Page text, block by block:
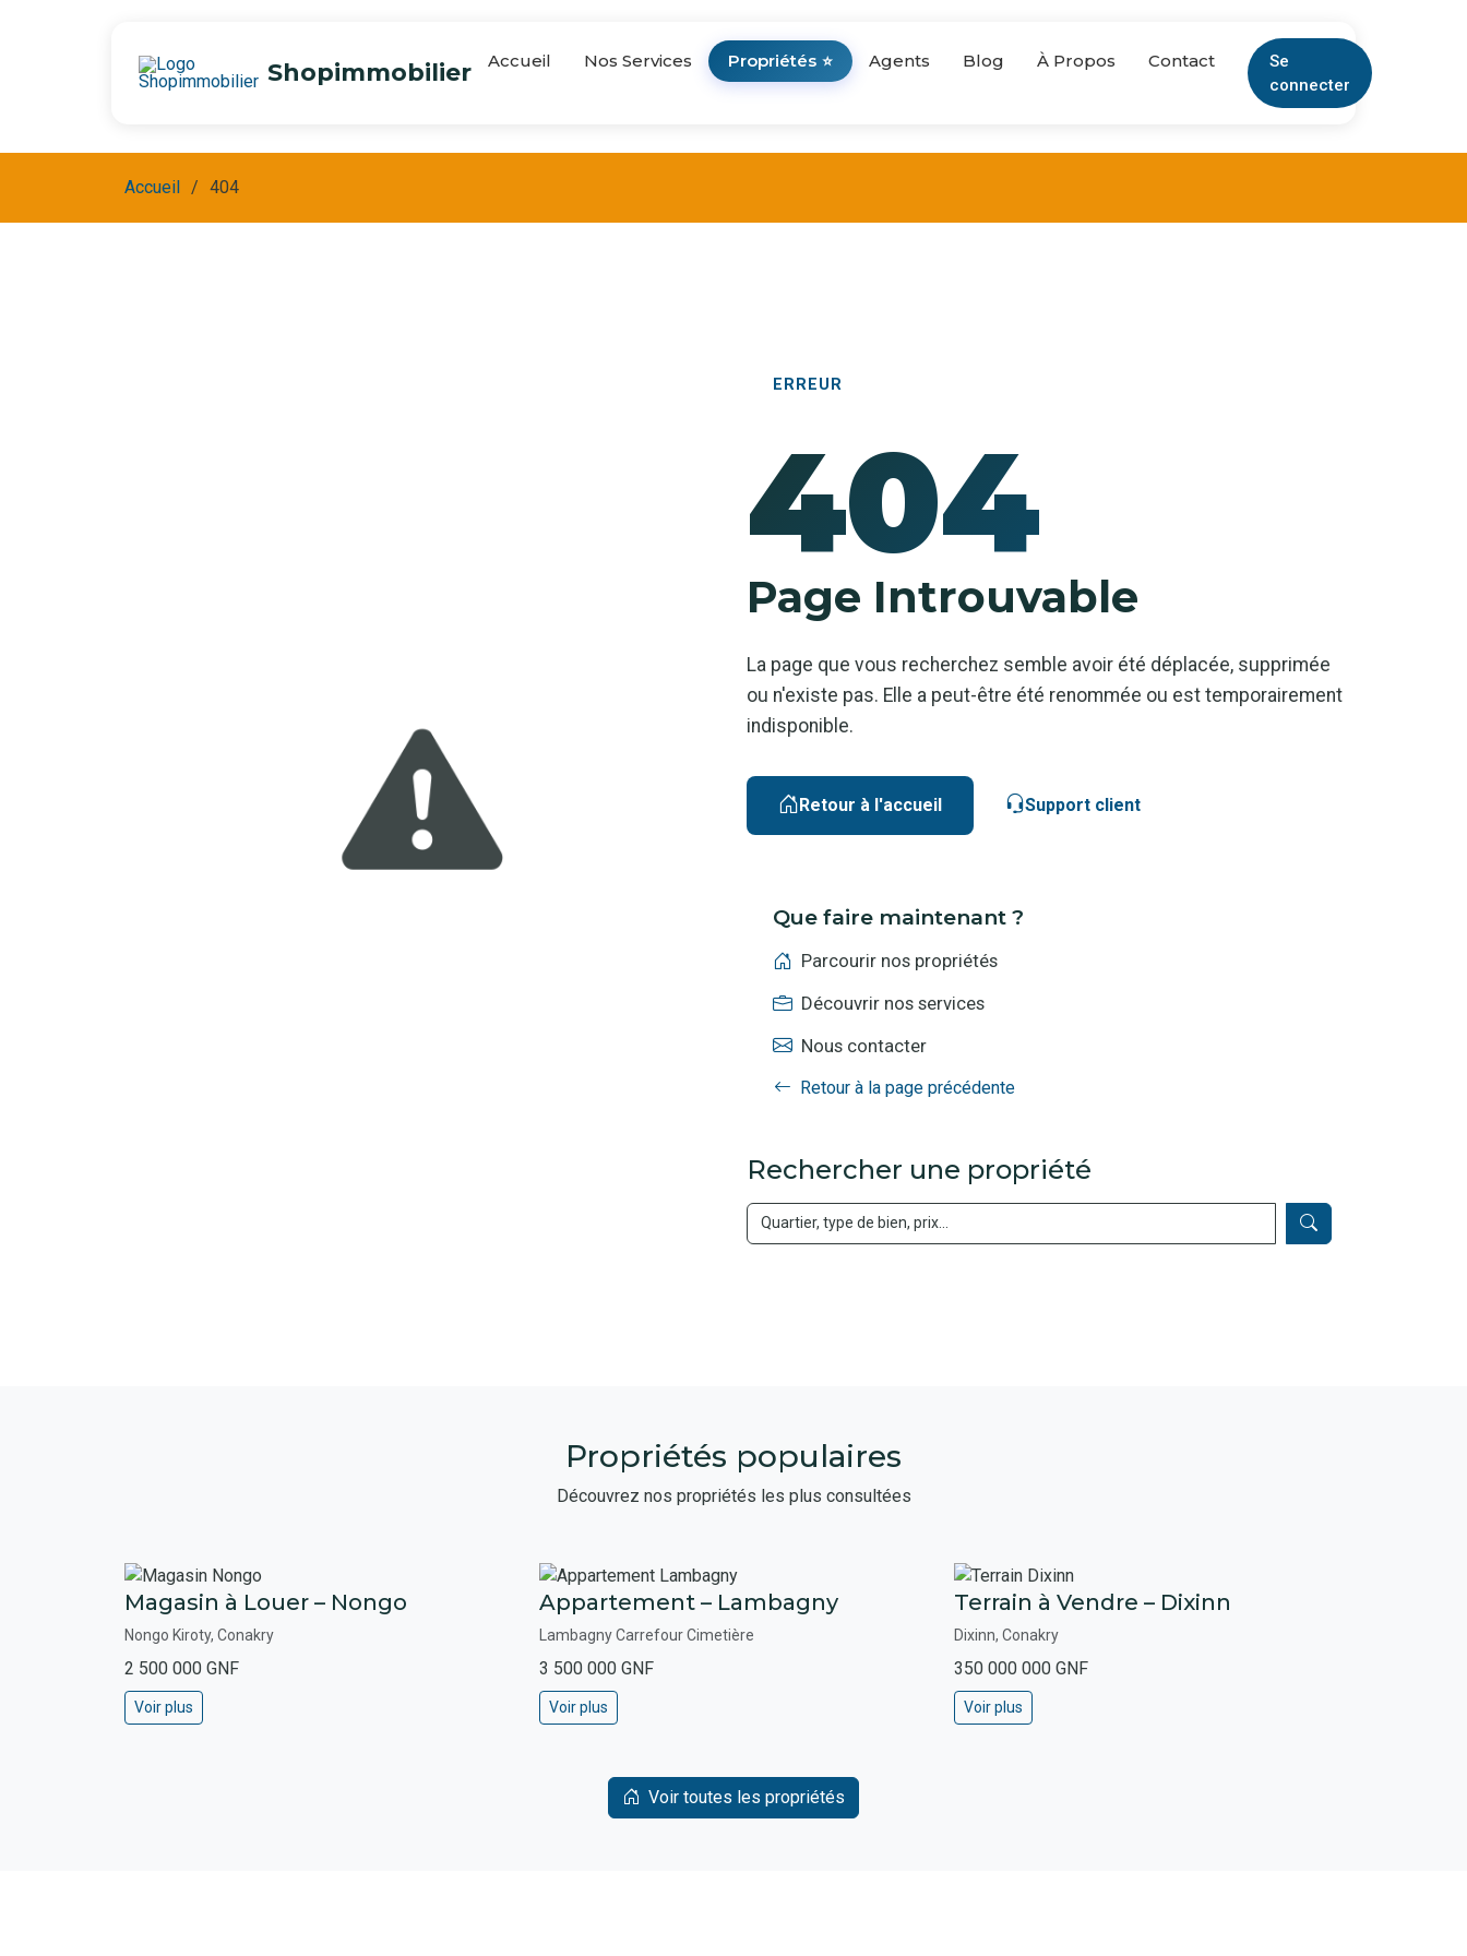
Shopimmobilier Accueil Nos Services Propriétés ⭐ Agents Blog À Propos Contact
Se
connecter
Accueil 404
ERREUR
404
Page Introuvable
La page que vous recherchez semble avoir été déplacée, supprimée
ou n'existe pas. Elle a peut-être été renommée ou est temporairement
indisponible.
Retour à l'accueil Support client
Que faire maintenant ?
Parcourir nos propriétés
Découvrir nos services
Nous contacter
Retour à la page précédente
Rechercher une propriété
Propriétés populaires
Découvrez nos propriétés les plus consultées
Magasin à Louer – Nongo
Nongo Kiroty, Conakry
2 500 000 GNF
Voir plus
Appartement – Lambagny
Lambagny Carrefour Cimetière
3 500 000 GNF
Voir plus
Terrain à Vendre – Dixinn
Dixinn, Conakry
350 000 000 GNF
Voir plus
Voir toutes les propriétés